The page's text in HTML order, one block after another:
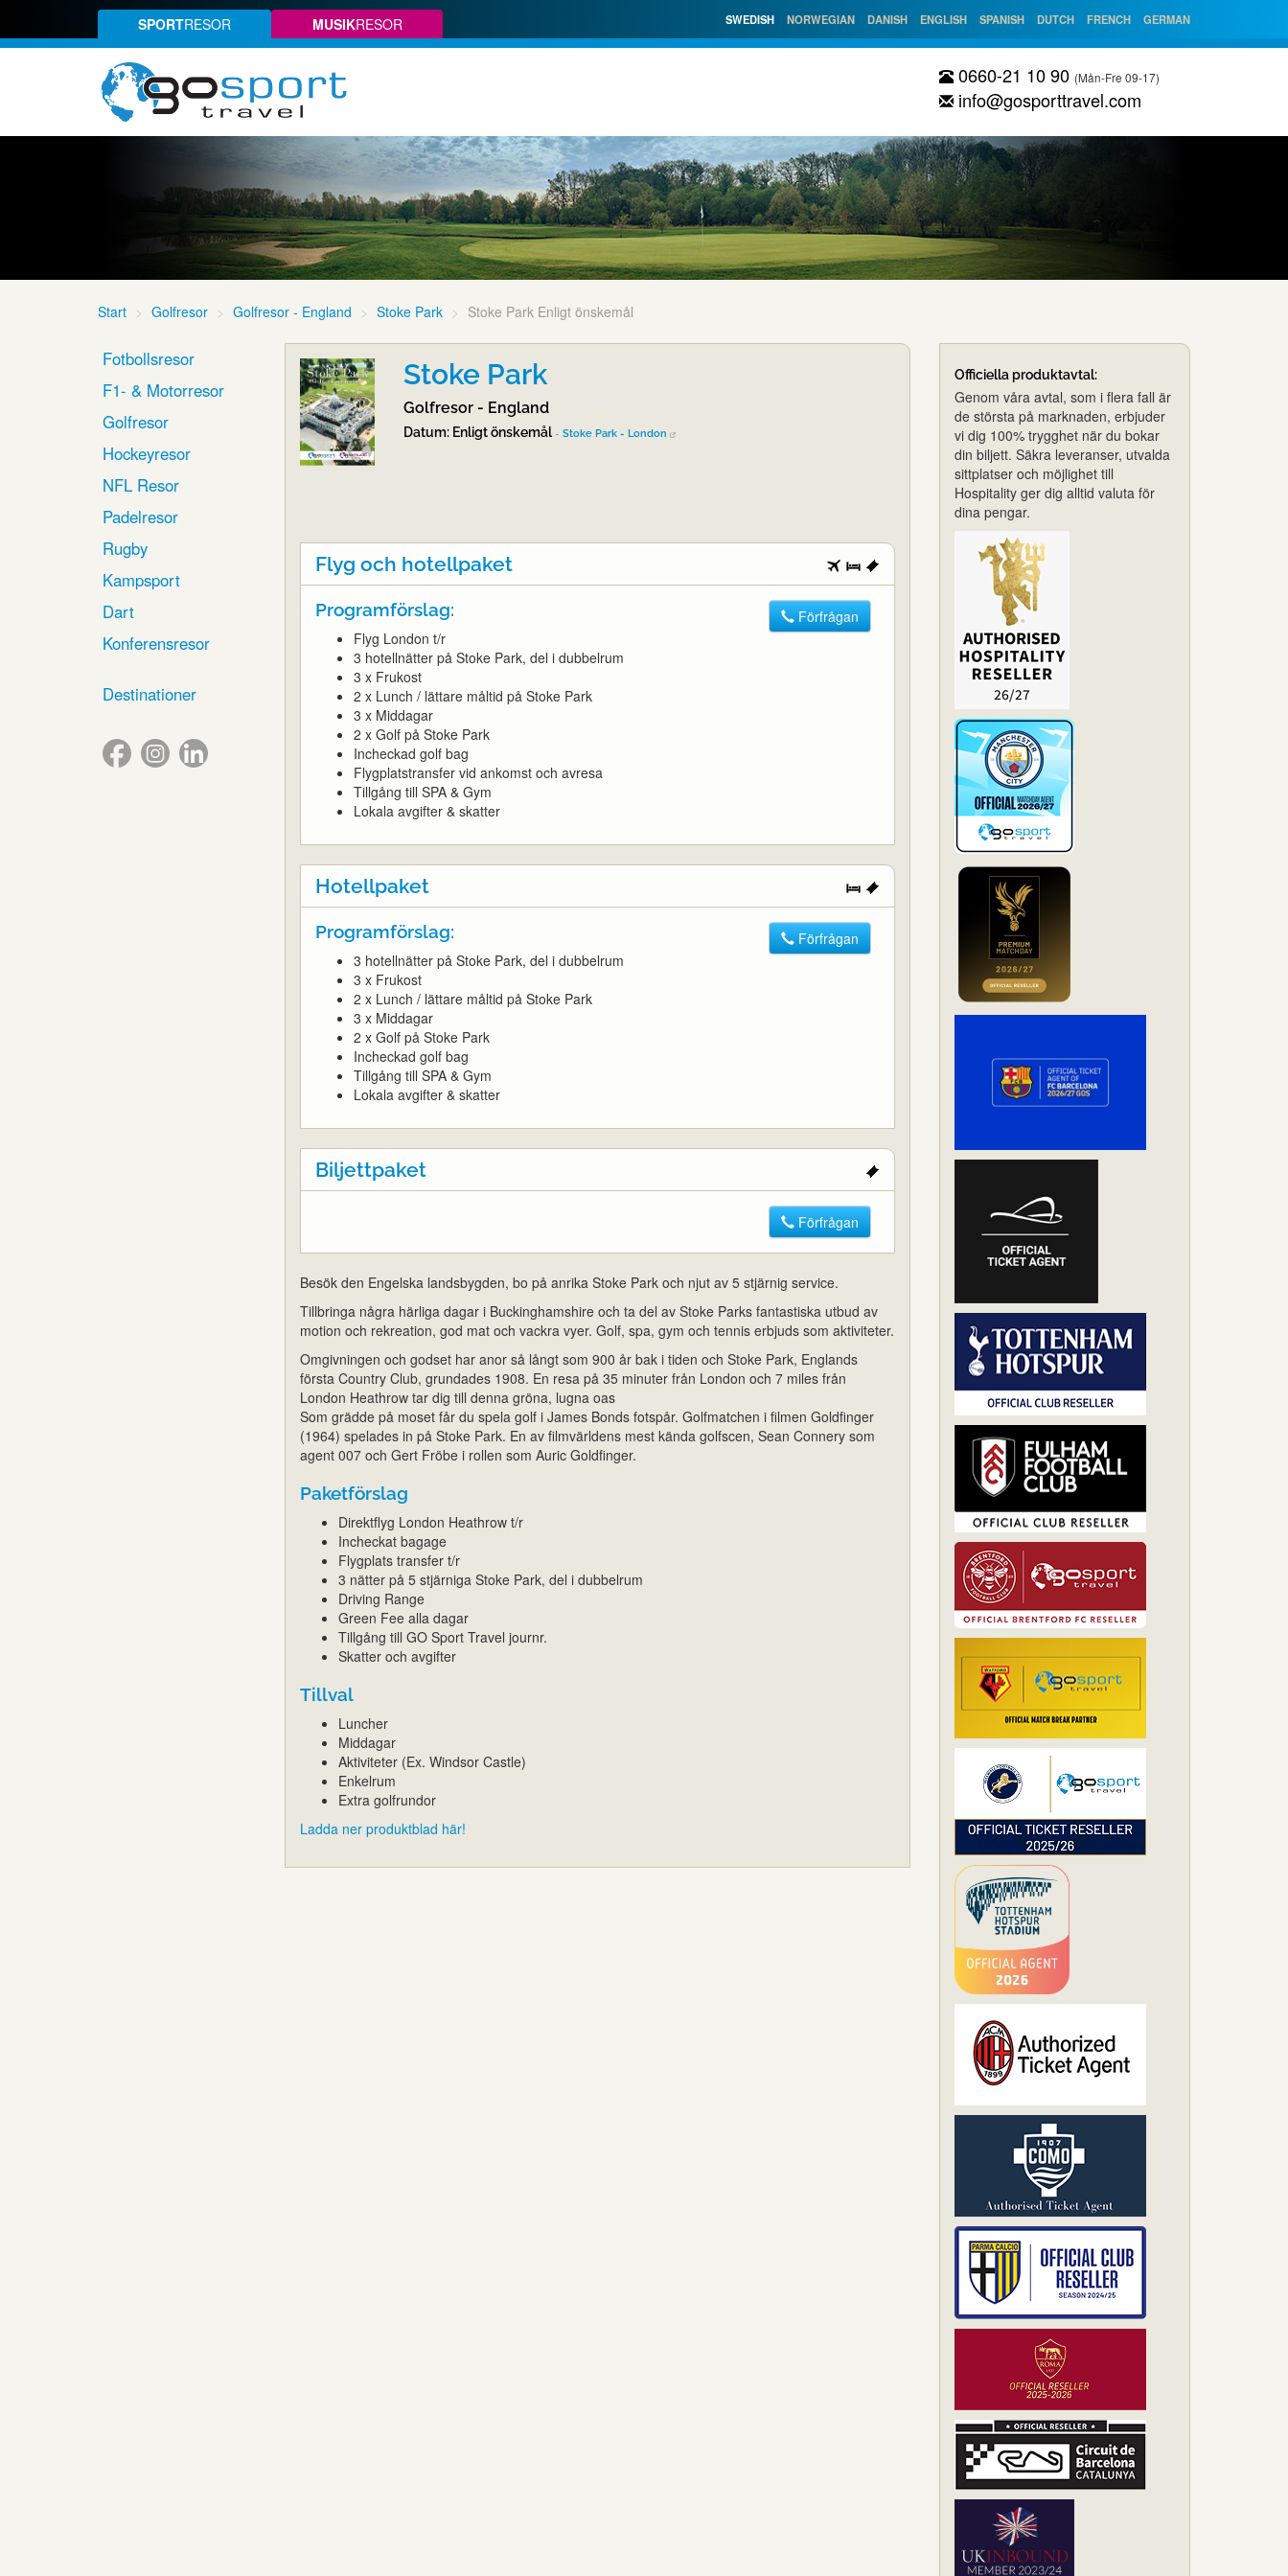
SPORTRESOR MUSIKRESOR SWEDISH NORWEGIAN DANISH ENGLISH SPANISH DUTCH FRENCH GERMAN
0660-21 10 90 (Mån-Fre 09-17)
info@gosporttravel.com
Start Golfresor Golfresor - England Stoke Park Stoke Park Enligt önskemål
Fotbollsresor
F1- & Motorresor
Golfresor
Hockeyresor
NFL Resor
Padelresor
Rugby
Kampsport
Dart
Konferensresor
Destinationer
Stoke Park
Golfresor - England
Datum: Enligt önskemål-Stoke Park - London
Flyg och hotellpaket
Programförslag:
Flyg London t/r
3 hotellnätter på Stoke Park, del i dubbelrum
3 x Frukost
2 x Lunch / lättare måltid på Stoke Park
3 x Middagar
2 x Golf på Stoke Park
Incheckad golf bag
Flygplatstransfer vid ankomst och avresa
Tillgång till SPA & Gym
Lokala avgifter & skatter
Förfrågan
Hotellpaket
Programförslag:
3 hotellnätter på Stoke Park, del i dubbelrum
3 x Frukost
2 x Lunch / lättare måltid på Stoke Park
3 x Middagar
2 x Golf på Stoke Park
Incheckad golf bag
Tillgång till SPA & Gym
Lokala avgifter & skatter
Förfrågan
Biljettpaket
Förfrågan
Besök den Engelska landsbygden, bo på anrika Stoke Park och njut av 5 stjärnig service.
Tillbringa några härliga dagar i Buckinghamshire och ta del av Stoke Parks fantastiska utbud av
motion och rekreation, god mat och vackra vyer. Golf, spa, gym och tennis erbjuds som aktiviteter.
Omgivningen och godset har anor så långt som 900 år bak i tiden och Stoke Park, Englands
första Country Club, grundades 1908. En resa på 35 minuter från London och 7 miles från
London Heathrow tar dig till denna gröna, lugna oas
Som grädde på moset får du spela golf i James Bonds fotspår. Golfmatchen i filmen Goldfinger
(1964) spelades in på Stoke Park. En av filmvärldens mest kända golfscen, Sean Connery som
agent 007 och Gert Fröbe i rollen som Auric Goldfinger.
Paketförslag
Direktflyg London Heathrow t/r
Incheckat bagage
Flygplats transfer t/r
3 nätter på 5 stjärniga Stoke Park, del i dubbelrum
Driving Range
Green Fee alla dagar
Tillgång till GO Sport Travel journr.
Skatter och avgifter
Tillval
Luncher
Middagar
Aktiviteter (Ex. Windsor Castle)
Enkelrum
Extra golfrundor
Ladda ner produktblad här!
Officiella produktavtal:
Genom våra avtal, som i flera fall är
de största på marknaden, erbjuder
vi dig 100% trygghet när du bokar
din biljett. Säkra leveranser, utvalda
sittplatser och möjlighet till
Hospitality ger dig alltid valuta för
dina pengar.